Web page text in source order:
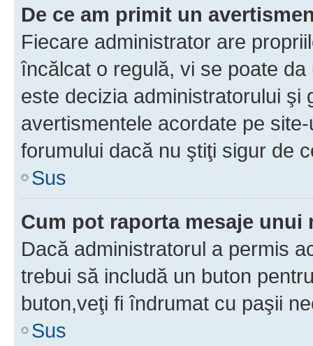
De ce am primit un
Fiecare administrator are
încălcat o regulă, vi se poate
este decizia administratorului şi
avertismentele acordate pe
forumului dacă nu ştiţi sigur de
Sus
Cum pot raporta mesaje unui
Dacă administratorul a permis
trebui să includă un buton
buton,veţi fi îndrumat cu paşii
Sus